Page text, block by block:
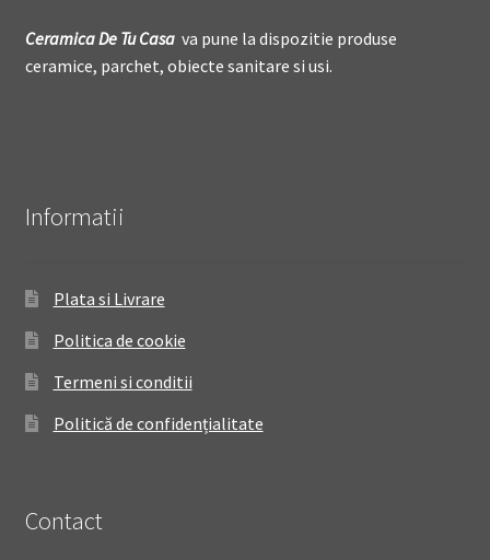
Ceramica DeTu Casava pune la dispozitie produse
ceramice, parchet, obiecte sanitare si usi.
Informatii
Plata si Livrare
Politica de cookie
Termeni si conditii
Politică de confidențialitate
Contact